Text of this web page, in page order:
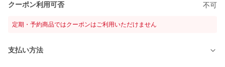
クーポン利用可否 不可
定期・予約商品ではクーポンはご利用いただけません
支払い方法